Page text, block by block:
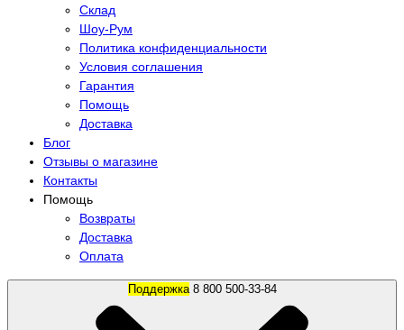
Склад
Шоу-Рум
Политика конфиденциальности
Условия соглашения
Гарантия
Помощь
Доставка
Блог
Отзывы о магазине
Контакты
Помощь
Возвраты
Доставка
Оплата
Поддержка 8 800 500-33-84